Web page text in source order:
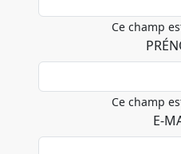
Ce champ
Ce champ
E-